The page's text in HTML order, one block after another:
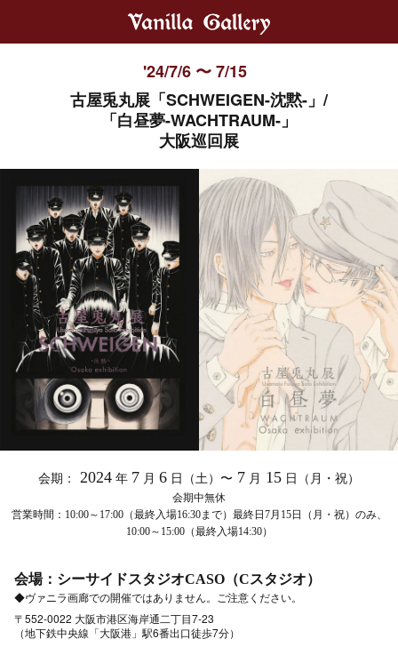
'24/7/6 〜 7/15
古屋兎丸展「SCHWEIGEN-沈黙-」/
「白昼夢-WACHTRAUM-」
大阪巡回展
会期： 2024 年 7 月 6 日（土）〜 7 月 15 日（月・祝）
会期中無休
営業時間：10:00～17:00（最終入場16:30まで）最終日7月15日（月・祝）のみ、
10:00～15:00（最終入場14:30）
会場：シーサイドスタジオCASO（Cスタジオ）
◆ヴァニラ画廊での開催ではありません。ご注意ください。
〒552-0022 大阪市港区海岸通二丁目7-23
（地下鉄中央線「大阪港」駅6番出口徒歩7分）